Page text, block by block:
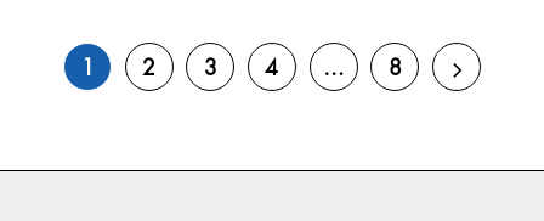
1 2 3 4 … 8